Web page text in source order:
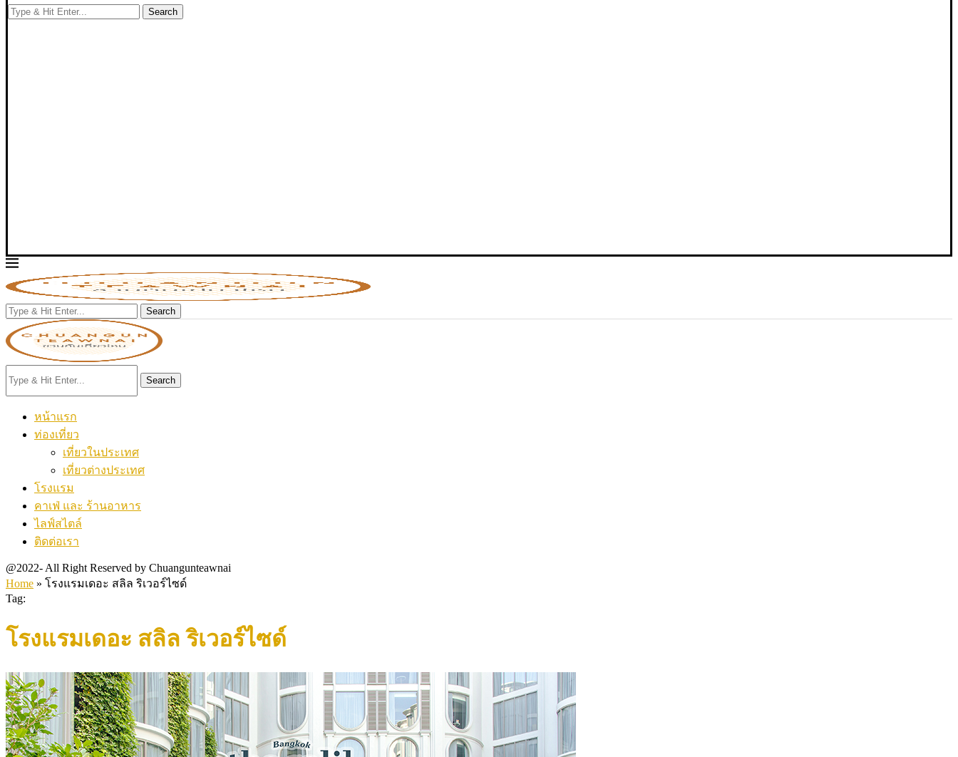
Search
Search
Search
หน้าแรก
ท่องเที่ยว
เที่ยวในประเทศ
เที่ยวต่างประเทศ
โรงแรม
คาเฟ่ และ ร้านอาหาร
ไลฟ์สไตล์
ติดต่อเรา
@2022- All Right Reserved by Chuangunteawnai
Home » โรงแรมเดอะ สลิล ริเวอร์ไซด์
Tag:
โรงแรมเดอะ สลิล ริเวอร์ไซด์